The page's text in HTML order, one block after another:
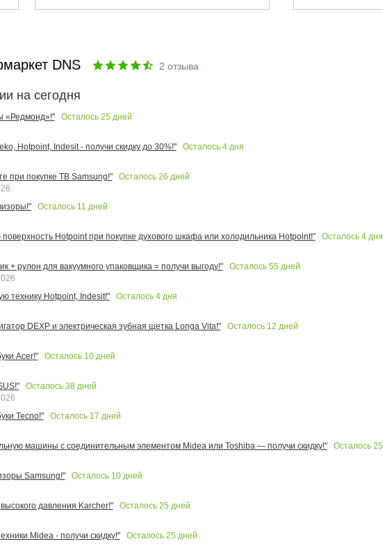
DNS 2 отзыва
на сегодня
«Редмонд»!" Осталось 25 дней
Hotpoint, Indesit - получи скидку до 30%!" Осталось 4дня
при покупке ТВ Samsung!" Осталось 26 дней
Осталось 11 дней
Hotpoint при покупке духового шкафа или холодильника Hotpoint!" Осталось 4дня
+ рулон для вакуумного упаковщика = получи выгоду!" Осталось 55 дней
технику Hotpoint, Indesit!"
Осталось 4дня
DEXP и электрическая зубная щетка Longa Vita!" Осталось 12 дней
Acer!" Осталось 10дней
Осталось 38дней
Tecno!"
Осталось 17 дней
машины с соединительным элементом Midea или Toshiba — получи скидку!" Осталось 25
Samsung!" Осталось 10дней
давления Karcher!" Осталось 25 дней
Midea - получи скидку!" Осталось 25 дней